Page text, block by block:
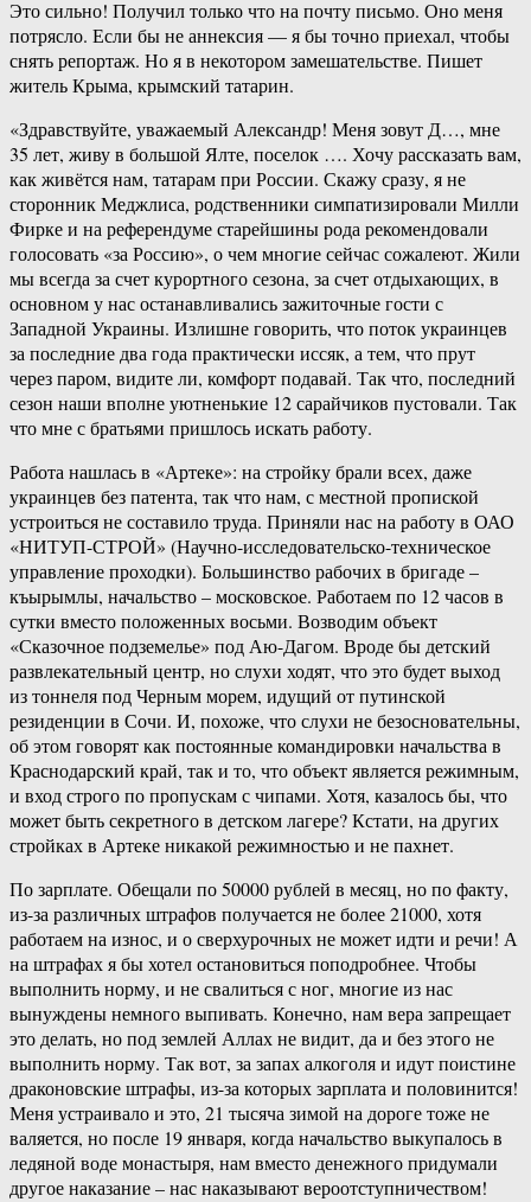
Это сильно! Получил только что на почту письмо. Оно меня
потрясло. Если бы не аннексия — я бы точно приехал, чтобы
снять репортаж. Но я в некотором замешательстве. Пишет
житель Крыма, крымский татарин.
«Здравствуйте, уважаемый Александр! Меня зовут Д…, мне
35 лет, живу в большой Ялте, поселок …. Хочу рассказать вам,
как живётся нам, татарам при России. Скажу сразу, я не
сторонник Меджлиса, родственники симпатизировали Милли
Фирке и на референдуме старейшины рода рекомендовали
голосовать «за Россию», о чем многие сейчас сожалеют. Жили
мы всегда за счет курортного сезона, за счет отдыхающих, в
основном у нас останавливались зажиточные гости с
Западной Украины. Излишне говорить, что поток украинцев
за последние два года практически иссяк, а тем, что прут
через паром, видите ли, комфорт подавай. Так что, последний
сезон наши вполне уютненькие 12 сарайчиков пустовали. Так
что мне с братьями пришлось искать работу.
Работа нашлась в «Артеке»: на стройку брали всех, даже
украинцев без патента, так что нам, с местной пропиской
устроиться не составило труда. Приняли нас на работу в ОАО
«НИТУП-СТРОЙ» (Научно-исследовательско-техническое
управление проходки). Большинство рабочих в бригаде –
къырымлы, начальство – московское. Работаем по 12 часов в
сутки вместо положенных восьми. Возводим объект
«Сказочное подземелье» под Аю-Дагом. Вроде бы детский
развлекательный центр, но слухи ходят, что это будет выход
из тоннеля под Черным морем, идущий от путинской
резиденции в Сочи. И, похоже, что слухи не безосновательны,
об этом говорят как постоянные командировки начальства в
Краснодарский край, так и то, что объект является режимным,
и вход строго по пропускам с чипами. Хотя, казалось бы, что
может быть секретного в детском лагере? Кстати, на других
стройках в Артеке никакой режимностью и не пахнет.
По зарплате. Обещали по 50000 рублей в месяц, но по факту,
из-за различных штрафов получается не более 21000, хотя
работаем на износ, и о сверхурочных не может идти и речи! А
на штрафах я бы хотел остановиться поподробнее. Чтобы
выполнить норму, и не свалиться с ног, многие из нас
вынуждены немного выпивать. Конечно, нам вера запрещает
это делать, но под землей Аллах не видит, да и без этого не
выполнить норму. Так вот, за запах алкоголя и идут поистине
драконовские штрафы, из-за которых зарплата и половинится!
Меня устраивало и это, 21 тысяча зимой на дороге тоже не
валяется, но после 19 января, когда начальство выкупалось в
ледяной воде монастыря, нам вместо денежного придумали
другое наказание – нас наказывают вероотступничеством!